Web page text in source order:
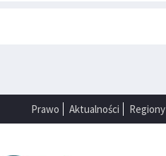
Prawo Aktualności Regiony